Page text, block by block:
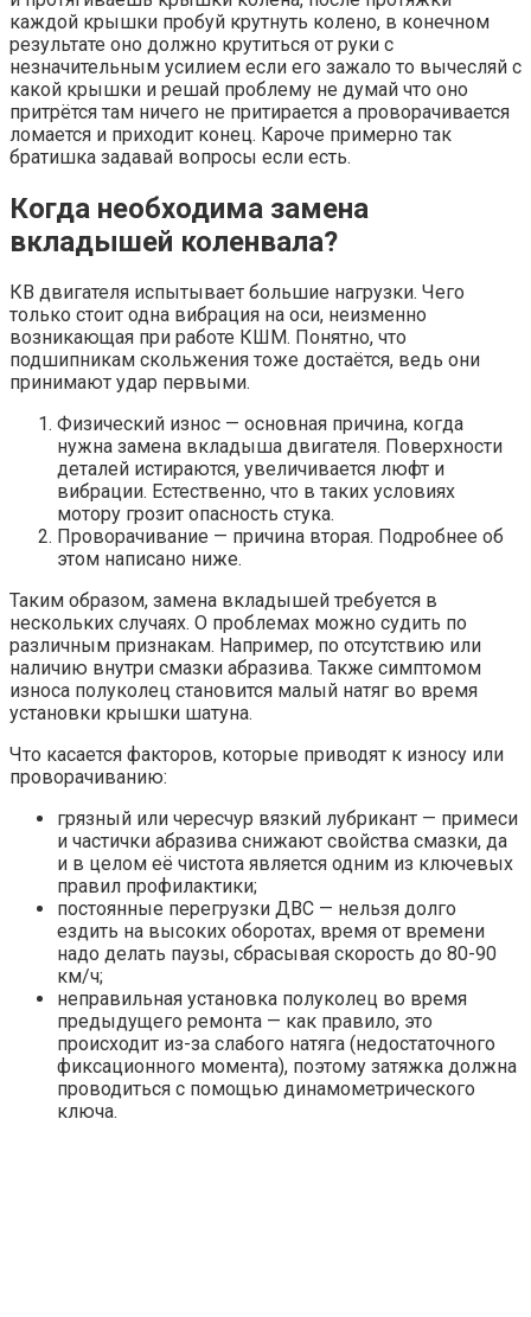
каждой крышки пробуй крутнуть колено, в конечном
результате оно должно крутиться от руки с
незначительным усилием если его зажало то вычесляй с
какой крышки и решай проблему не думай что оно
притрётся там ничего не притирается а проворачивается
ломается и приходит конец. Кароче примерно так
братишка задавай вопросы если есть.
Когда необходима замена
вкладышей коленвала?
КВ двигателя испытывает большие нагрузки. Чего
только стоит одна вибрация на оси, неизменно
возникающая при работе КШМ. Понятно, что
подшипникам скольжения тоже достаётся, ведь они
принимают удар первыми.
Физический износ — основная причина, когда
нужна замена вкладыша двигателя. Поверхности
деталей истираются, увеличивается люфт и
вибрации. Естественно, что в таких условиях
мотору грозит опасность стука.
Проворачивание — причина вторая. Подробнее об
этом написано ниже.
Таким образом, замена вкладышей требуется в
нескольких случаях. О проблемах можно судить по
различным признакам. Например, по отсутствию или
наличию внутри смазки абразива. Также симптомом
износа полуколец становится малый натяг во время
установки крышки шатуна.
Что касается факторов, которые приводят к износу или
проворачиванию:
грязный или чересчур вязкий лубрикант — примеси
и частички абразива снижают свойства смазки, да
и в целом её чистота является одним из ключевых
правил профилактики;
постоянные перегрузки ДВС — нельзя долго
ездить на высоких оборотах, время от времени
надо делать паузы, сбрасывая скорость до 80-90
км/ч;
неправильная установка полуколец во время
предыдущего ремонта — как правило, это
происходит из-за слабого натяга (недостаточного
фиксационного момента), поэтому затяжка должна
проводиться с помощью динамометрического
ключа.